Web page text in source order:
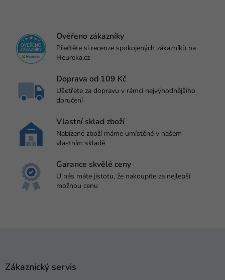
Ověřeno zákazníky
Přečtěte si recenze spokojených zákazníků na
Heureka.cz
Doprava od 109 Kč
Ušetřete za dopravu v rámci nejvýhodnějšího
doručení
Vlastní sklad zboží
Nabízené zboží máme umístěné v našem
vlastním skladě
Garance skvělé ceny
U nás máte jistotu, že nakoupíte za nejlepší
možnou cenu
Zákaznický servis